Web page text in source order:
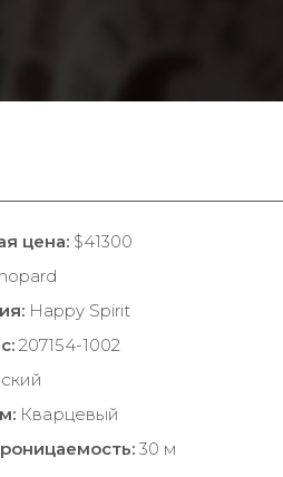
цена: $41300
Happy Spirit
207154-1002
Кварцевый
30 м